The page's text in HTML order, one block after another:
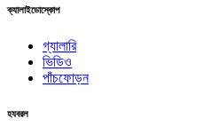
ক্যালাইডোস্কোপ
গ্যালারি
ভিডিও
পাঁচফোড়ন
হযবরল